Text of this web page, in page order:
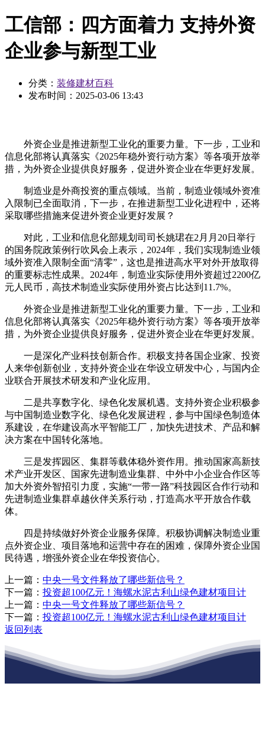
工信部：四方面着力 支持外资
企业参与新型工业
分类： 装修建材百科
发布时间： 2025-03-06 13:43
外资企业是推进新型工业化的重要力量。下一步，工业和
信息化部将认真落实《2025年稳外资行动方案》等各项开放举
措，为外资企业提供良好服务，促进外资企业在华更好发展。
制造业是外商投资的重点领域。当前，制造业领域外资准
入限制已全面取消，下一步，在推进新型工业化进程中，还将
采取哪些措施来促进外资企业更好发展？
对此，工业和信息化部规划司司长姚珺在2月月20日举行
的国务院政策例行吹风会上表示，2024年，我们实现制造业领
域外资准入限制全面“清零”，这也是推进高水平对外开放取得
的重要标志性成果。2024年，制造业实际使用外资超过2200亿
元人民币，高技术制造业实际使用外资占比达到11.7%。
外资企业是推进新型工业化的重要力量。下一步，工业和
信息化部将认真落实《2025年稳外资行动方案》等各项开放举
措，为外资企业提供良好服务，促进外资企业在华更好发展。
一是深化产业科技创新合作。积极支持各国企业家、投资
人来华创新创业，支持外资企业在华设立研发中心，与国内企
业联合开展技术研发和产业化应用。
二是共享数字化、绿色化发展机遇。支持外资企业积极参
与中国制造业数字化、绿色化发展进程，参与中国绿色制造体
系建设，在华建设高水平智能工厂，加快先进技术、产品和解
决方案在中国转化落地。
三是发挥园区、集群等载体稳外资作用。推动国家高新技
术产业开发区、国家先进制造业集群、中外中小企业合作区等
加大外资外智招引力度，实施“一带一路”科技园区合作行动和
先进制造业集群卓越伙伴关系行动，打造高水平开放合作载
体。
四是持续做好外资企业服务保障。积极协调解决制造业重
点外资企业、项目落地和运营中存在的困难，保障外资企业国
民待遇，增强外资企业在华投资信心。
上一篇： 中央一号文件释放了哪些新信号？
下一篇： 投资超100亿元！海螺水泥古利山绿色建材项目计
上一篇： 中央一号文件释放了哪些新信号？
下一篇： 投资超100亿元！海螺水泥古利山绿色建材项目计
返回列表